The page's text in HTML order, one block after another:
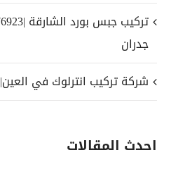
جدران
شركة تركيب انترلوك في العين|0567376923| انترلوك
احدث المقالات